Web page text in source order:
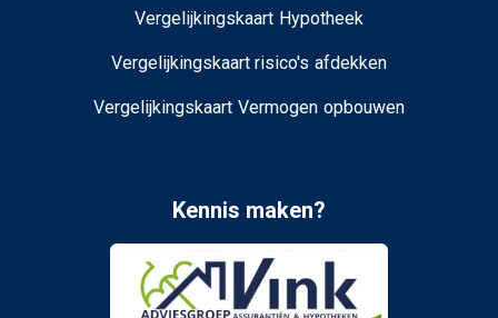
Vergelijkingskaart Hypotheek
Vergelijkingskaart risico's afdekken
Vergelijkingskaart Vermogen opbouwen
Kennis maken?